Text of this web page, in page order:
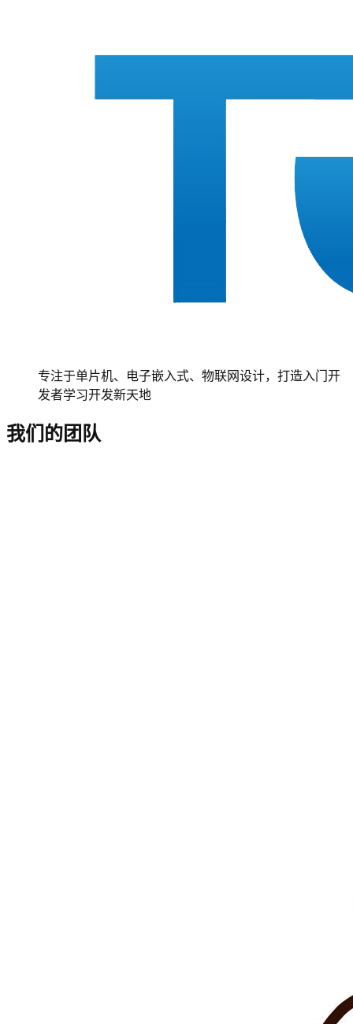
专注于单片机、电子嵌入式、物联网设计，打造入门开
发者学习开发新天地
我们的团队